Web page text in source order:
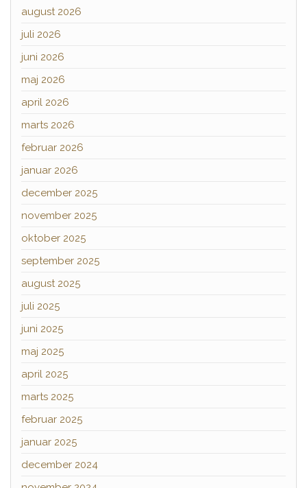
august 2026
juli 2026
juni 2026
maj 2026
april 2026
marts 2026
februar 2026
januar 2026
december 2025
november 2025
oktober 2025
september 2025
august 2025
juli 2025
juni 2025
maj 2025
april 2025
marts 2025
februar 2025
januar 2025
december 2024